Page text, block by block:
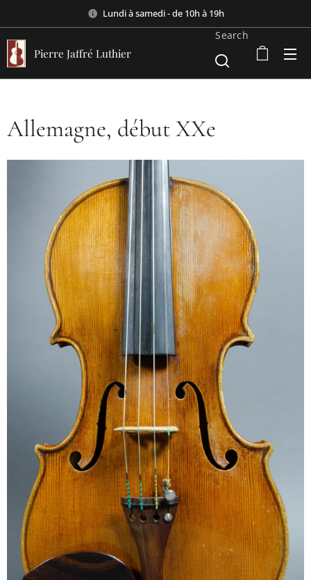
Lundi à samedi - de 10h à 19h
Pierre Jaffré Luthier
Search
Allemagne, début XXe